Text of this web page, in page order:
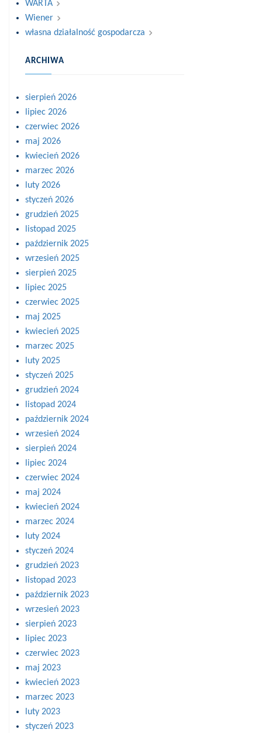
WARTA
Wiener
własna działalność gospodarcza
ARCHIWA
sierpień 2026
lipiec 2026
czerwiec 2026
maj 2026
kwiecień 2026
marzec 2026
luty 2026
styczeń 2026
grudzień 2025
listopad 2025
październik 2025
wrzesień 2025
sierpień 2025
lipiec 2025
czerwiec 2025
maj 2025
kwiecień 2025
marzec 2025
luty 2025
styczeń 2025
grudzień 2024
listopad 2024
październik 2024
wrzesień 2024
sierpień 2024
lipiec 2024
czerwiec 2024
maj 2024
kwiecień 2024
marzec 2024
luty 2024
styczeń 2024
grudzień 2023
listopad 2023
październik 2023
wrzesień 2023
sierpień 2023
lipiec 2023
czerwiec 2023
maj 2023
kwiecień 2023
marzec 2023
luty 2023
styczeń 2023